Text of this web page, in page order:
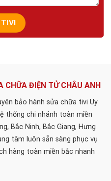
CHỮA ĐIỆN TỬ CHÂU ANH
bảo hành sửa chữa tivi Uy
thống chi nhánh toàn miền
Bắc Ninh, Bắc Giang, Hưng
tâm luôn sẵn sàng phục vụ
hàng toàn miền bắc nhanh